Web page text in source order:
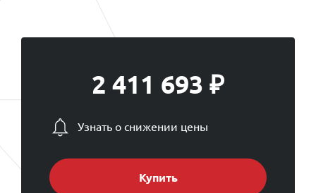
2 411 693 ₽
Узнать о снижении цены
Купить